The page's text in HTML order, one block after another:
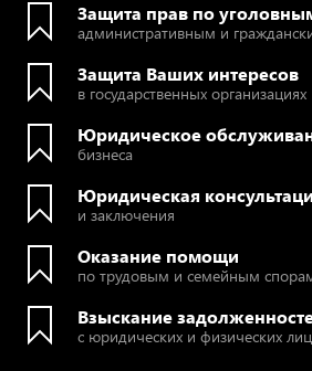
Защита прав по
административным и
Защита Ваших интересов
в государственных организациях
Юридическое
бизнеса
Юридическая
и заключения
Оказание помощи
по трудовым и семейным
Взыскание
с юридических и физических лиц